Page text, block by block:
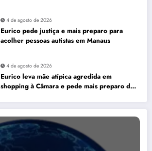
4 de agosto de 2026
Eurico pede justiça e mais preparo para
acolher pessoas autistas em Manaus
4 de agosto de 2026
Eurico leva mãe atípica agredida em
shopping à Câmara e pede mais preparo dos